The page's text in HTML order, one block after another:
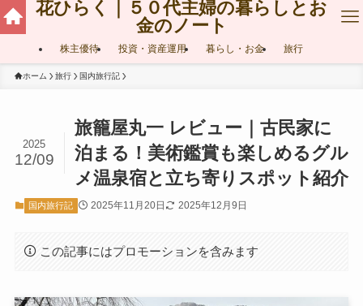
花ひらく｜５０代主婦の暮らしとお
金のノート
株主優待 投資・資産運用 暮らし・お金 旅行
ホーム 旅行 国内旅行記
旅籠屋丸一 レビュー｜古民家に
泊まる！美術鑑賞も楽しめるグル
メ温泉宿と立ち寄りスポット紹介
2025
12/09
国内旅行記 2025年11月20日 2025年12月9日
この記事にはプロモーションを含みます